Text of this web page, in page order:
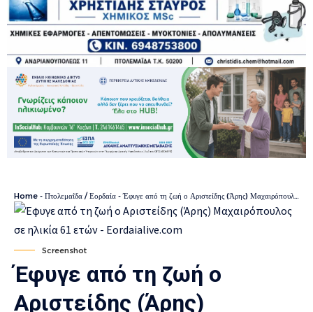
Home - Πτολεμαΐδα / Εορδαία -Έφυγε από τη ζωή ο Αριστείδης (Άρης) Μαχαιρόπουλος σε ηλικία 61 ετών
Screenshot
Έφυγε από τη ζωή ο
Αριστείδης (Άρης)